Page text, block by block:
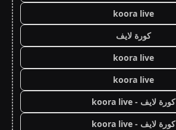
koora live
كورة لايف
koora live
koora live
كورة لايف - koora live
كورة لايف - koora live